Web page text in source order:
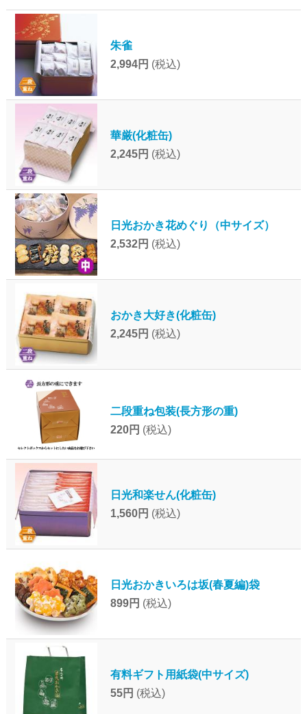
朱雀
2,994円 (税込)
華厳(化粧缶)
2,245円 (税込)
日光おかき花めぐり（中サイズ）
2,532円 (税込)
おかき大好き(化粧缶)
2,245円 (税込)
二段重ね包装(長方形の重)
220円 (税込)
日光和楽せん(化粧缶)
1,560円 (税込)
日光おかきいろは坂(春夏編)袋
899円 (税込)
有料ギフト用紙袋(中サイズ)
55円 (税込)